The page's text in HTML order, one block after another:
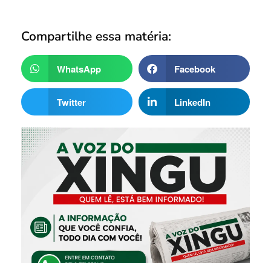
Compartilhe essa matéria:
WhatsApp Facebook
Twitter LinkedIn